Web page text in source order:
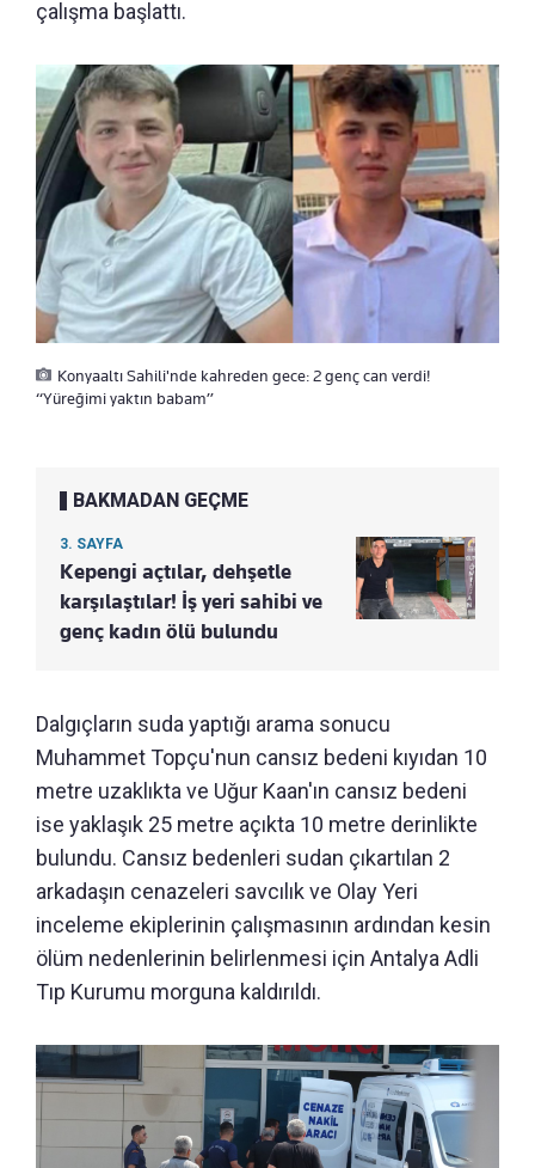
çalışma başlattı.
Konyaaltı Sahili'nde kahreden gece: 2 genç can verdi!
“Yüreğimi yaktın babam”
BAKMADAN GEÇME
3. SAYFA
Kepengi açtılar, dehşetle
karşılaştılar! İş yeri sahibi ve
genç kadın ölü bulundu
Dalgıçların suda yaptığı arama sonucu
Muhammet Topçu'nun cansız bedeni kıyıdan 10
metre uzaklıkta ve Uğur Kaan'ın cansız bedeni
ise yaklaşık 25 metre açıkta 10 metre derinlikte
bulundu. Cansız bedenleri sudan çıkartılan 2
arkadaşın cenazeleri savcılık ve Olay Yeri
inceleme ekiplerinin çalışmasının ardından kesin
ölüm nedenlerinin belirlenmesi için Antalya Adli
Tıp Kurumu morguna kaldırıldı.